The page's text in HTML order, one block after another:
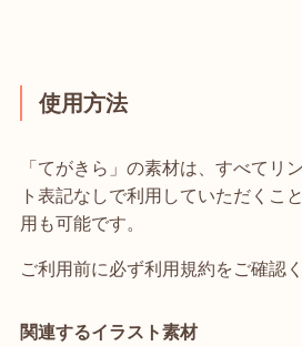
使用方法
「てがきら」の素材は、すべてリ
ト表記なしで利用していただくこ
用も可能です。
ご利用前に必ず利用規約をご確認く
関連するイラスト素材